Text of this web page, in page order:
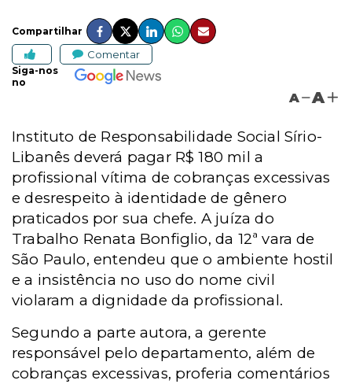
Compartilhar
Comentar
Siga-nos
no
A A
Instituto de Responsabilidade Social Sírio-
Libanês deverá pagar R$ 180 mil a
profissional vítima de cobranças excessivas
e desrespeito à identidade de gênero
praticados por sua chefe. A juíza do
Trabalho Renata Bonfiglio, da 12ª vara de
São Paulo, entendeu que o ambiente hostil
e a insistência no uso do nome civil
violaram a dignidade da profissional.
Segundo a parte autora, a gerente
responsável pelo departamento, além de
cobranças excessivas, proferia comentários